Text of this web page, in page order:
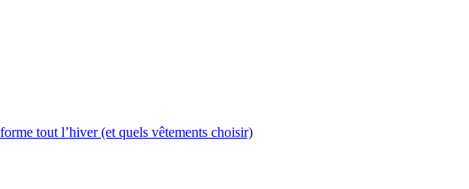
tout l’hiver (et quels vêtements choisir)